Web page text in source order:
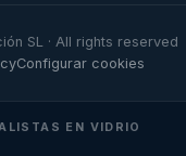
SL · All rights reserved
Configurar cookies
EN VIDRIO